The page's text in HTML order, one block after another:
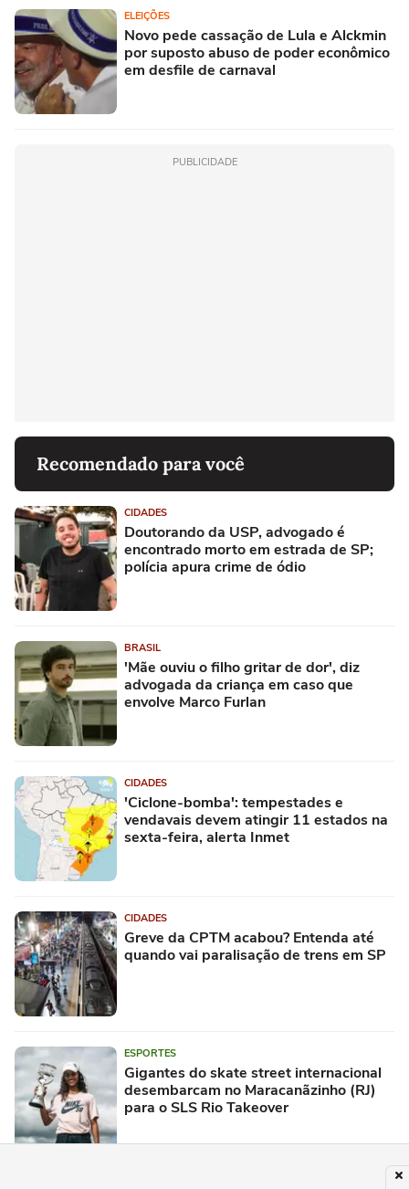
ELEIÇÕES
Novo pede cassação de Lula e Alckmin
por suposto abuso de poder econômico
em desfile de carnaval
PUBLICIDADE
Recomendado para você
CIDADES
Doutorando da USP, advogado é
encontrado morto em estrada de SP;
polícia apura crime de ódio
BRASIL
'Mãe ouviu o filho gritar de dor', diz
advogada da criança em caso que
envolve Marco Furlan
CIDADES
'Ciclone-bomba': tempestades e
vendavais devem atingir 11 estados na
sexta-feira, alerta Inmet
CIDADES
Greve da CPTM acabou? Entenda até
quando vai paralisação de trens em SP
ESPORTES
Gigantes do skate street internacional
desembarcam no Maracanãzinho (RJ)
para o SLS Rio Takeover